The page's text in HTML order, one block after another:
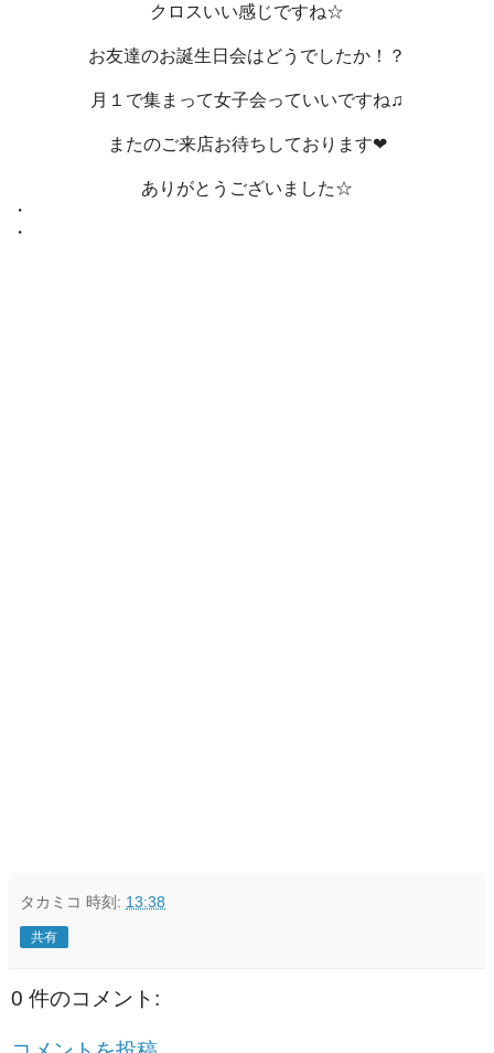
クロスいい感じですね☆
お友達のお誕生日会はどうでしたか！？
月１で集まって女子会っていいですね♫
またのご来店お待ちしております❤
ありがとうございました☆
・
・
タカミコ 時刻: 13:38
共有
0 件のコメント: